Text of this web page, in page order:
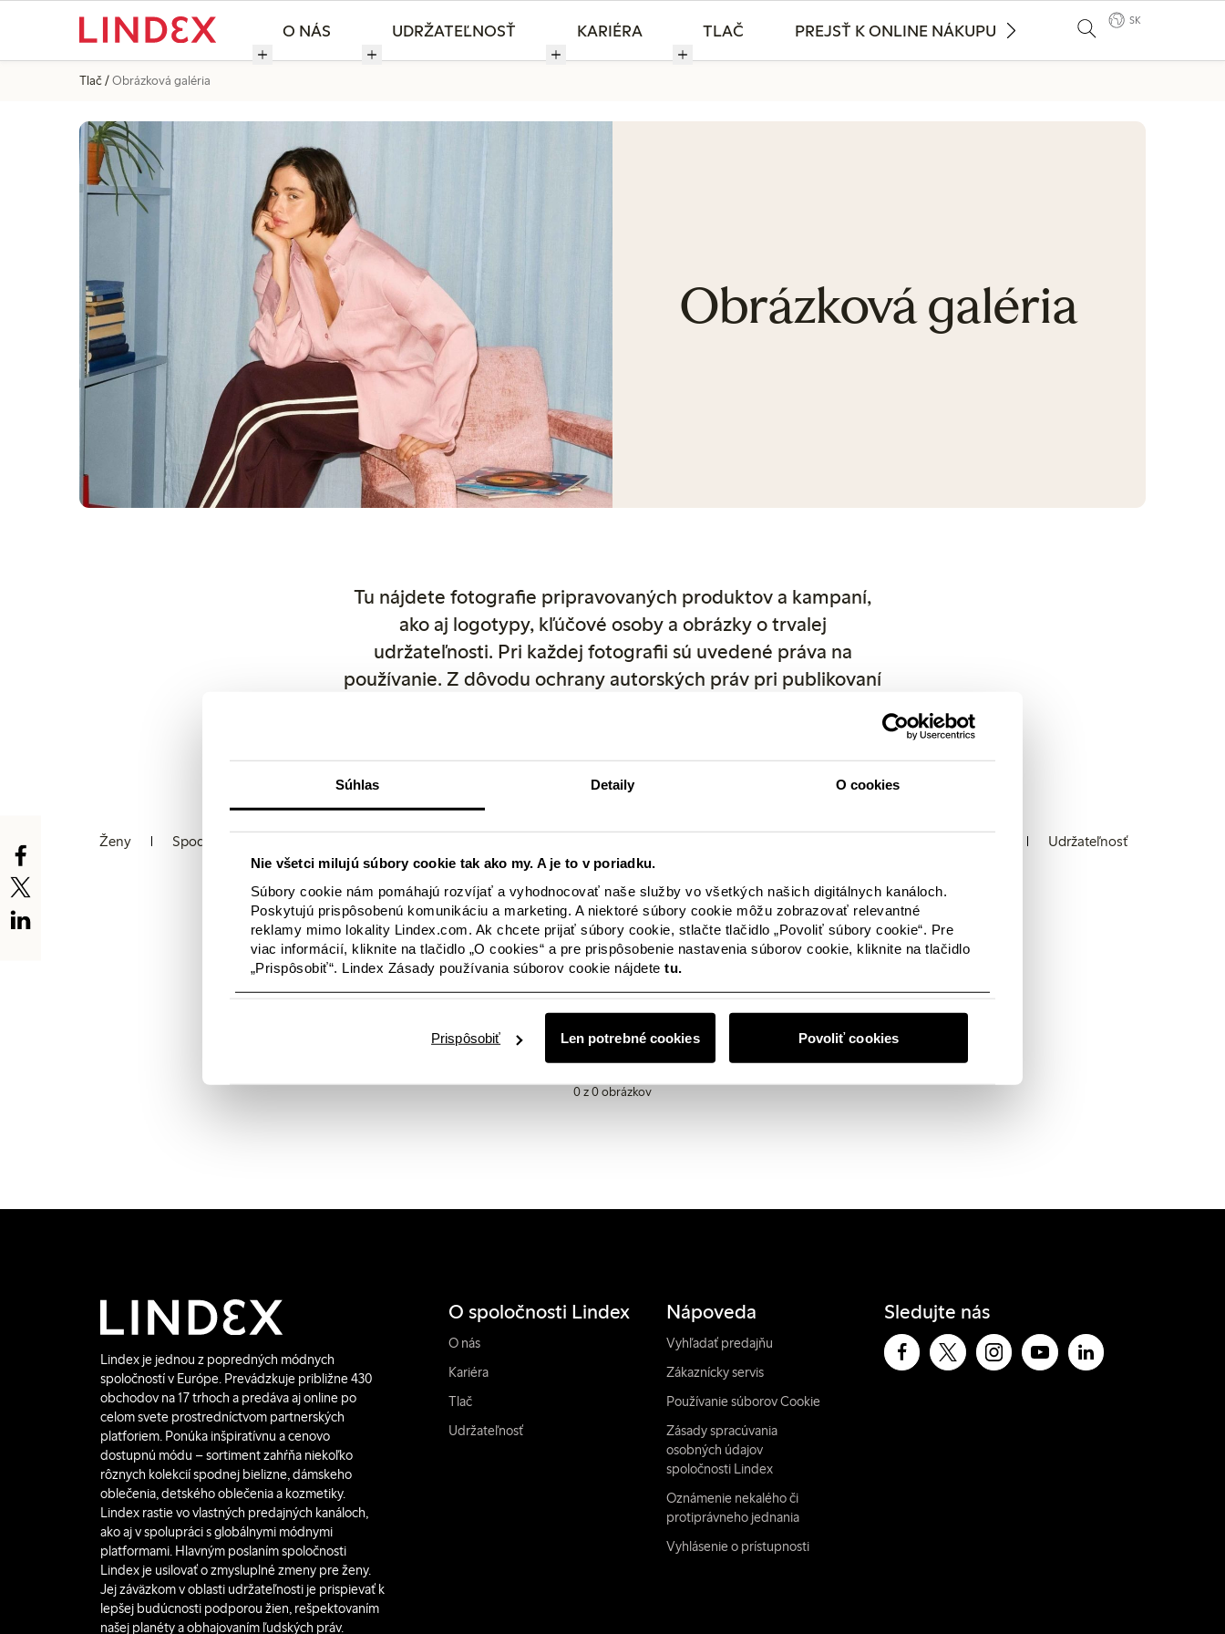
Súhlas Detaily O cookies
Nie všetci milujú súbory cookie tak ako my. A je to v poriadku.
Súbory cookie nám pomáhajú rozvíjať a vyhodnocovať naše služby vo všetkých našich digitálnych kanáloch.
Poskytujú prispôsobenú komunikáciu a marketing. A niektoré súbory cookie môžu zobrazovať relevantné
reklamy mimo lokality Lindex.com. Ak chcete prijať súbory cookie, stlačte tlačidlo „Povoliť súbory cookie“. Pre
viac informácií, kliknite na tlačidlo „O cookies“ a pre prispôsobenie nastavenia súborov cookie, kliknite na tlačidlo
„Prispôsobiť“. Lindex Zásady používania súborov cookie nájdete tu.
Len potrebné cookies
Prispôsobiť Povoliť cookies
O NÁS UDRŽATEĽNOSŤ KARIÉRA TLAČ PREJSŤ K ONLINE NÁKUPU
SK
Tlač Obrázková galéria
Obrázková galéria
Tu nájdete fotografie pripravovaných produktov a kampaní,
ako aj logotypy, kľúčové osoby a obrázky o trvalej
udržateľnosti. Pri každej fotografii sú uvedené práva na
používanie. Z dôvodu ochrany autorských práv pri publikovaní
prípade akýchkoľvek otázok nás neváhajte kontaktovať.
Ženy Spodná bielizeň Udržateľnosť
V tejto kategórii nie sú k dispozícii žiadne obrázky? Nebojte sa, tento priestor bude už čoskoro opäť zaplnený
0 z 0 obrázkov
Lindex je jednou z popredných módnych
spoločností v Európe. Prevádzkuje približne 430
obchodov na 17 trhoch a predáva aj online po
celom svete prostredníctvom partnerských
platforiem. Ponúka inšpiratívnu a cenovo
dostupnú módu – sortiment zahŕňa niekoľko
rôznych kolekcií spodnej bielizne, dámskeho
oblečenia, detského oblečenia a kozmetiky.
Lindex rastie vo vlastných predajných kanáloch,
ako aj v spolupráci s globálnymi módnymi
platformami. Hlavným poslaním spoločnosti
Lindex je usilovať o zmysluplné zmeny pre ženy.
Jej záväzkom v oblasti udržateľnosti je prispievať k
lepšej budúcnosti podporou žien, rešpektovaním
našej planéty a obhajovaním ľudských práv.
O spoločnosti Lindex
O nás
Kariéra
Tlač
Udržateľnosť
Nápoveda
Vyhľadať predajňu
Zákaznícky servis
Používanie súborov Cookie
Zásady spracúvania
osobných údajov
spoločnosti Lindex
Oznámenie nekalého či
protiprávneho jednania
Vyhlásenie o prístupnosti
Sledujte nás